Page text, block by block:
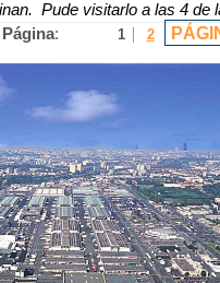
Pude visitarlo a las 4 de
Página: 1 2